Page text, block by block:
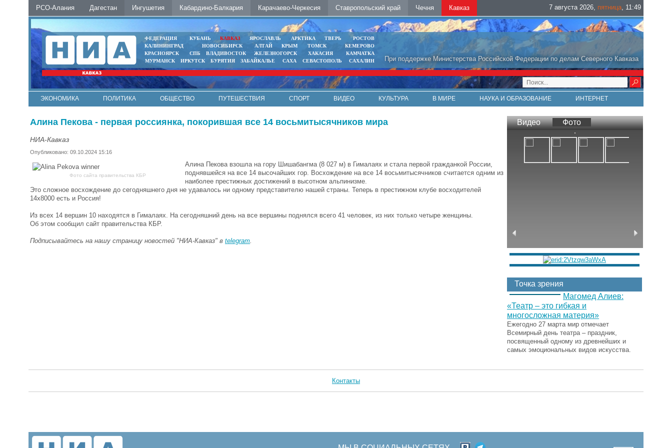
РСО-Алания Дагестан Ингушетия Кабардино-Балкария Карачаево-Черкесия Ставропольский край Чечня Кавказ 7 августа 2026, пятница, 11:49
При поддержке Министерства Российской Федерации по делам Северного Кавказа
ФЕДЕРАЦИЯ КУБАНЬ КАВКАЗ ЯРОСЛАВЛЬ АРКТИКА ТВЕРЬ
РОСТОВ
КАЛИНИНГРАД
НОВОСИБИРСК АЛТАЙ КРЫМ ТОМСК
КЕМЕРОВО
КРАСНОЯРСК
СПБ ВЛАДИВОСТОК ЖЕЛЕЗНОГОРСК ХАКАСИЯ
КАМЧАТКА
МУРМАНСК
ИРКУТСК БУРЯТИЯ ЗАБАЙКАЛЬЕ САХА СЕВАСТОПОЛЬ САХАЛИН
ЭКОНОМИКА ПОЛИТИКА ОБЩЕСТВО ПУТЕШЕСТВИЯ СПОРТ ВИДЕО КУЛЬТУРА В МИРЕ НАУКА И ОБРАЗОВАНИЕ
ИНТЕРНЕТ
Алина Пекова - первая россиянка, покорившая все 14 восьмитысячников мира
НИА-Кавказ
Опубликовано: 09.10.2024 15:16
Фото сайта правительства КБР
Алина Пекова взошла на гору Шишабангма (8 027 м) в Гималаях и стала первой гражданкой России,
поднявшейся на все 14 высочайших гор. Восхождение на все 14 восьмитысячников считается одним из
наиболее престижных достижений в высотном альпинизме.
Это сложное восхождение до сегодняшнего дня не удавалось ни одному представителю нашей страны. Теперь в престижном клубе восходителей
14х8000 есть и Россия!
Из всех 14 вершин 10 находятся в Гималаях. На сегодняшний день на все вершины поднялся всего 41 человек, из них только четыре женщины.
Об этом сообщил сайт правительства КБР.
Подписывайтесь на нашу страницу новостей "НИА-Кавказ" в telegram
Видео Фото
Точка зрения
Магомед Алиев:
«Театр – это гибкая и
многосложная материя»
Ежегодно 27 марта мир отмечает
Всемирный день театра – праздник,
посвященный одному из древнейших и
самых эмоциональных видов искусства.
Контакты